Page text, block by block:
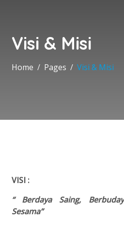
Visi & Misi
Home Pages Visi & Misi
VISI :
“ Berdaya Saing,
Sesama”